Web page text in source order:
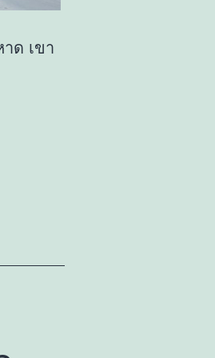
ด เขา